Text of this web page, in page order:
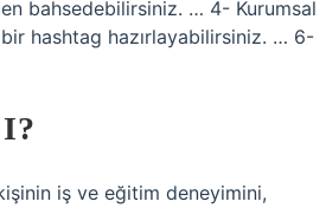
bahsedebilirsiniz. … 4- Kurumsal
hashtag hazırlayabilirsiniz. … 6-
iş ve eğitim deneyimini,